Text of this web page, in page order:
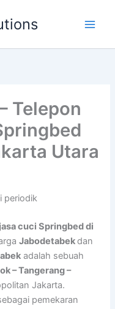
Telepon
Utara
periodik
cuci Springbed di
Jabodetabekdan
adalah sebuah
– Tangerang –
Jakarta.
pemekaran